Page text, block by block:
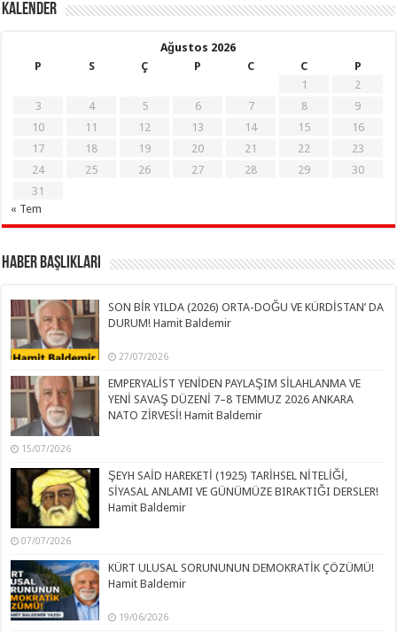
KALENDER
Ağustos 2026
P
S Ç P C C
P
1
2
3
4 5 6 7 8
9
10
11 12 13 14 15
16
17
18 19 20 21 22
23
24
25 26 27 28 29
30
31
« Tem
Haber Başlıkları
SON BİR YILDA (2026) ORTA-DOĞU VE KÜRDİSTAN’ DA
DURUM! Hamit Baldemir
27/07/2026
EMPERYALİST YENİDEN PAYLAŞIM SİLAHLANMA VE
YENİ SAVAŞ DÜZENİ 7–8 TEMMUZ 2026 ANKARA
NATO ZİRVESİ! Hamit Baldemir
15/07/2026
ŞEYH SAİD HAREKETİ (1925) TARİHSEL NİTELİĞİ,
SİYASAL ANLAMI VE GÜNÜMÜZE BIRAKTIĞI DERSLER!
Hamit Baldemir
07/07/2026
KÜRT ULUSAL SORUNUNUN DEMOKRATİK ÇÖZÜMÜ!
Hamit Baldemir
19/06/2026